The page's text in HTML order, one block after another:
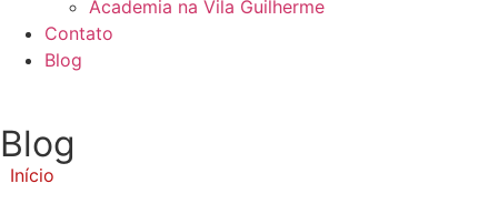
Academia na Vila Guilherme
Contato
Blog
Blog
Início